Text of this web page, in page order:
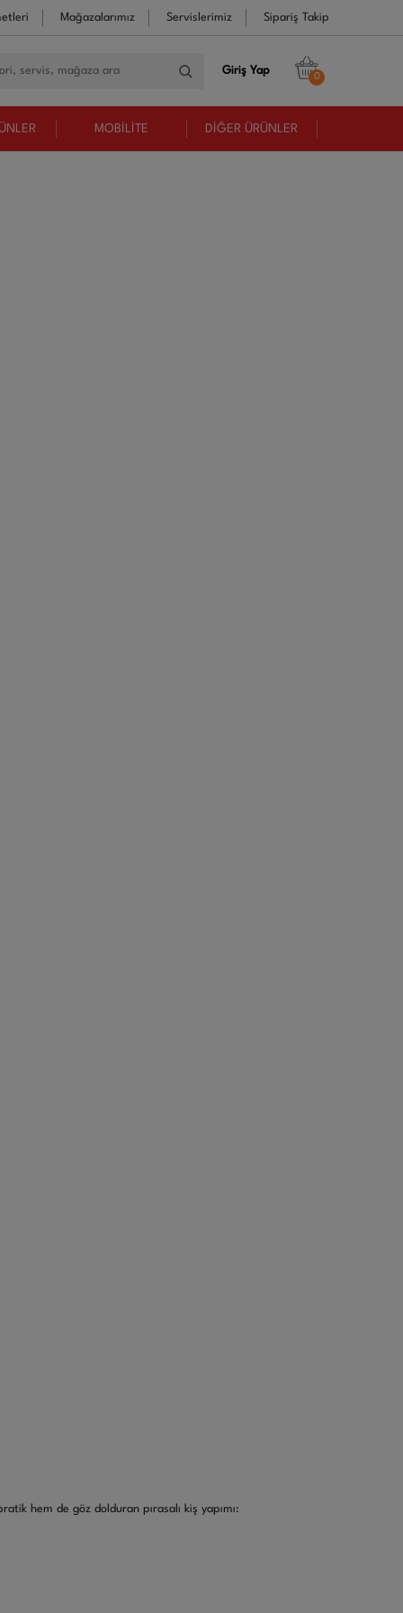
Mağazalarımız Servislerimiz Sipariş Takip
Giriş Yap 0
MOBİLİTE DİĞER ÜRÜNLER
hem de göz dolduran pırasalı kiş yapımı: